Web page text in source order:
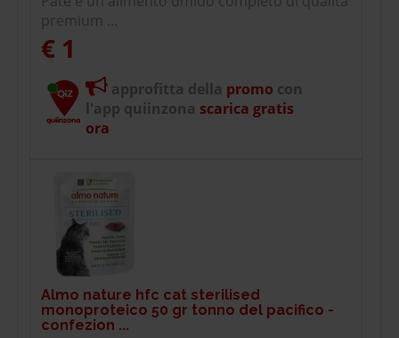
premium ...
€ 1
approfitta della promo con
l'app quiinzona scarica gratis
ora
Almo nature hfc cat sterilised
monoproteico 50 gr tonno del pacifico -
confezion ...